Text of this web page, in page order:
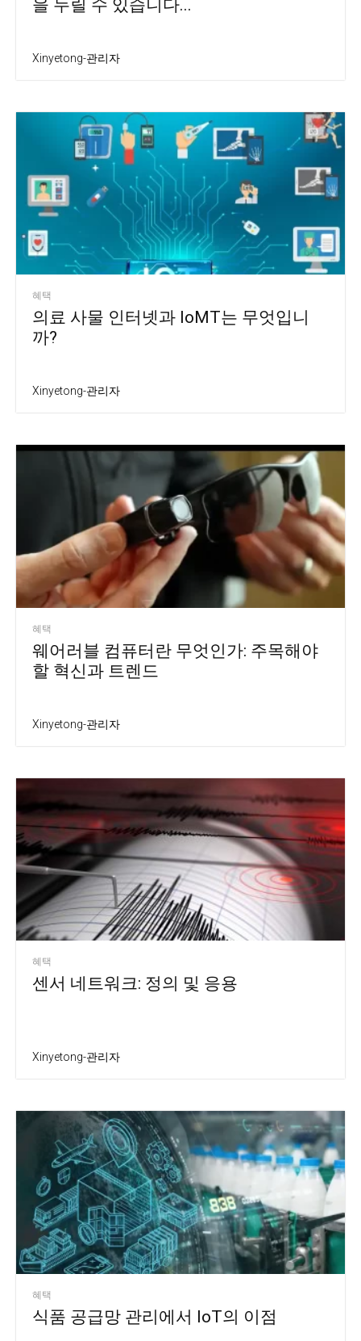
을 누릴 수 있습니다...
Xinyetong-관리자
혜택
의료 사물 인터넷과 IoMT는 무엇입니
까?
Xinyetong-관리자
혜택
웨어러블 컴퓨터란 무엇인가: 주목해야
할 혁신과 트렌드
Xinyetong-관리자
혜택
센서 네트워크: 정의 및 응용
Xinyetong-관리자
혜택
식품 공급망 관리에서 IoT의 이점